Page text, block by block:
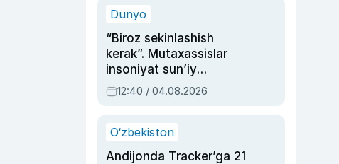
Dunyo
“Biroz sekinlashish
kerak”. Mutaxassislar
insoniyat sun’iy
intellektni boshqara
olmay qolishidan xavotir
12:40 / 04.08.2026
O‘zbekiston
Andijonda Tracker’ga 21